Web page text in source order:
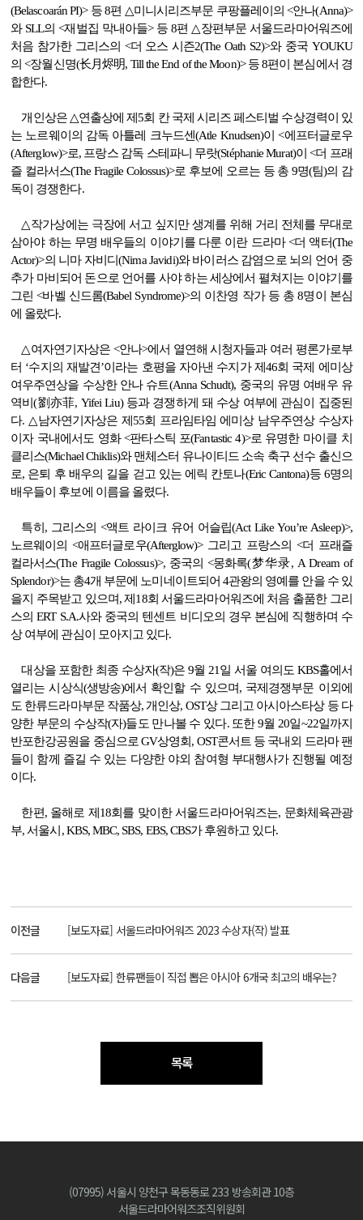
(Belascoarán PI)> 등8편 △미니시리즈부문 쿠팡플레이의<안나(Anna)>
와SLL의<재벌집 막내아들> 등 8편 △장편부문 서울드라마어워즈에
처음 참가한 그리스의 <더 오스 시즌2(The Oath S2)>와 중국 YOUKU
의 <장월신명(长月烬明, Till the End of the Moon)>등8편이 본심에서 경
합한다.
개인상은 △연출상에 제5회 칸 국제 시리즈 페스티벌 수상경력이 있
는 노르웨이의 감독 아틀레 크누드센(Atle Knudsen)이<에프터글로우
(Afterglow)>로, 프랑스 감독 스테파니 무랏(Stéphanie Murat)이<더 프래
즐 컬라서스(The Fragile Colossus)>로 후보에 오르는 등 총 9명(팀)의 감
독이 경쟁한다.
△작가상에는 극장에 서고 싶지만 생계를 위해 거리 전체를 무대로
삼아야 하는 무명 배우들의 이야기를 다룬 이란 드라마<더 액터(The
Actor)>의 니마 자비디(Nima Javidi)와 바이러스 감염으로 뇌의 언어 중
추가 마비되어 돈으로 언어를 사야 하는세상에서 펼쳐지는 이야기를
그린<바벨 신드롬(Babel Syndrome)>의 이찬영 작가 등 총8명이 본심
에 올랐다.
△여자연기자상은 <안나>에서 열연해 시청자들과 여러 평론가로부
터 ‘수지의 재발견’이라는 호평을 자아낸 수지가 제 46회 국제 에미상
여우주연상을 수상한 안나 슈트(Anna Schudt), 중국의 유명 여배우 유
역비(劉亦菲, Yifei Liu) 등과 경쟁하게 돼 수상 여부에 관심이 집중된
다. △남자연기자상은 제55회 프라임타임 에미상 남우주연상 수상자
이자 국내에서도 영화<판타스틱 포(Fantastic 4)>로 유명한 마이클 치
클리스(Michael Chiklis)와 맨체스터 유나이티드 소속 축구 선수 출신으
로, 은퇴 후 배우의 길을 걷고 있는 에릭 칸토나(Eric Cantona)등 6명의
배우들이 후보에 이름을 올렸다.
특히 , 그리스의 <액트 라이크 유어 어슬립(Act Like You’re Asleep)>,
노르웨이의<애프터글로우(Afterglow)> 그리고 프랑스의 <더 프래즐
컬라서스(The Fragile Colossus)>, 중국의 <몽화록(梦华录, A Dream of
Splendor)>는 총4개 부문에 노미네이트되어 4관왕의 영예를 안을 수 있
을지 주목받고 있으며,제 18회 서울드라마어워즈에 처음 출품한 그리
스의 ERT S.A.사와 중국의 텐센트 비디오의 경우 본심에 직행하며 수
상 여부에 관심이 모아지고 있다.
대상을 포함한 최종 수상자(작)은9월 21일 서울 여의도 KBS홀에서
열리는 시상식(생방송)에서 확인할 수 있으며, 국제경쟁부문 이외에
도 한류드라마부문 작품상, 개인상, OST상 그리고 아시아스타상 등 다
양한 부문의 수상작(자)들도 만나볼 수 있다. 또한9월 20일~22일까지
반포한강공원을 중심으로 GV상영회 , OST콘서트 등 국내외 드라마 팬
들이 함께 즐길 수 있는 다양한 야외 참여형 부대행사가 진행될 예정
이다.
한편, 올해로 제 18회를 맞이한 서울드라마어워즈는, 문화체육관광
부,서울시 , KBS, MBC, SBS, EBS, CBS가 후원하고 있다.
이전글 [보도자료] 서울드라마어워즈 2023 수상자(작) 발표
다음글 [보도자료] 한류팬들이 직접 뽑은 아시아 6개국 최고의 배우는?
목록
(07995) 서울시 양천구 목동동로 233 방송회관 10층
서울드라마어워즈조직위원회